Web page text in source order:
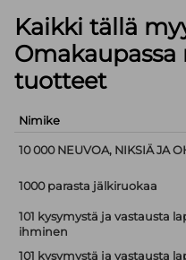
Kaikki tällä
tuotteet
Nimike
10 000 NEUVOA, NIKSIÄ JA
1000 parasta jälkiruokaa
101 kysymystä ja vastausta
ihminen
101 kysymystä ja vastausta